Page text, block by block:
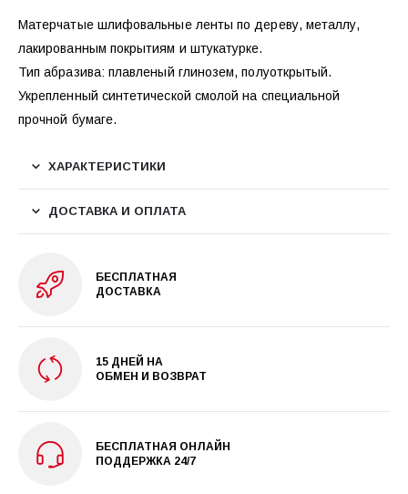
Матерчатые шлифовальные ленты по дереву, металлу,
лакированным покрытиям и штукатурке.
Тип абразива: плавленый глинозем, полуоткрытый.
Укрепленный синтетической смолой на специальной
прочной бумаге.
ХАРАКТЕРИСТИКИ
ДОСТАВКА И ОПЛАТА
БЕСПЛАТНАЯ
ДОСТАВКА
15 ДНЕЙ НА
ОБМЕН И ВОЗВРАТ
БЕСПЛАТНАЯ ОНЛАЙН
ПОДДЕРЖКА 24/7